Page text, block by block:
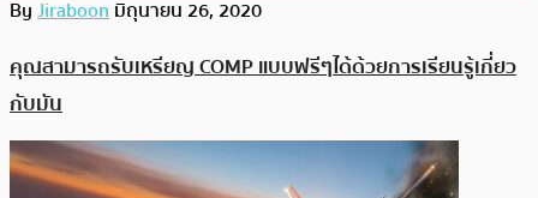
ByJiraboonมิถุนายน 26, 2020
คุณสามารถรับเหรียญ COMP แบบฟรีๆได้ด้วยการเรียนรู้เกี่ยว
กับมัน